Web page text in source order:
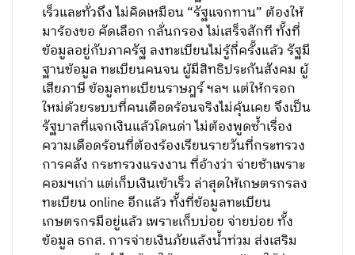
5. “เยียวยา ให้ทัน เพื่อรอฟื้นใหม่” ระหว่าง lock
down การเยียวยา ด้านเศรษฐกิจและรายได้ ต้อง
เร็วและทั่วถึง ไม่คิดเหมือน “รัฐแจกทาน” ต้องให้
มาร้องขอ คัดเลือก กลั่นกรอง ไม่เสร็จสักที ทั้งที่
ข้อมูลอยู่กับภาครัฐ ลงทะเบียนไม่รู้กี่ครั้งแล้ว รัฐมี
ฐานข้อมูล ทะเบียนคนจน ผู้มีสิทธิประกันสังคม ผู้